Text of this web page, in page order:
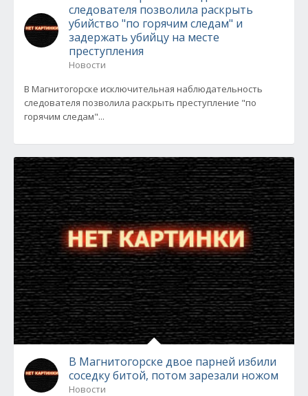
следователя позволила раскрыть
убийство "по горячим следам" и
задержать убийцу на месте
преступления
Новости
В Магнитогорске исключительная наблюдательность
следователя позволила раскрыть преступление "по
горячим следам"...
В Магнитогорске двое парней избили
соседку битой, потом зарезали ножом
Новости